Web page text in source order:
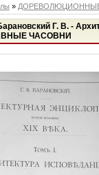
»
Г. В. -
ЧАСОВНИ